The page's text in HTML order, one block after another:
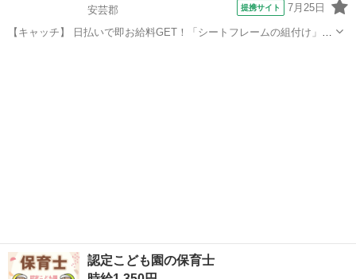
安芸郡
提携サイト 7月25日
【キャッチ】 日払いで即お給料GET！「シートフレームの組付け」正
認定こども園の保育士